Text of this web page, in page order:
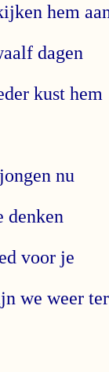
hem
dagen
kust hem
nu
denken
voor je
we weer